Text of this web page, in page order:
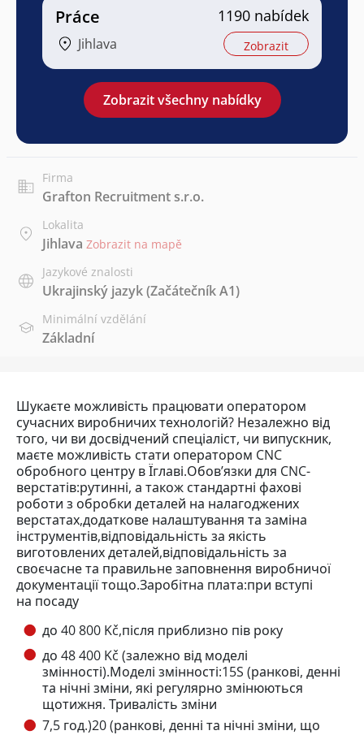
Práce
Jihlava
1190 nabídek
Zobrazit
Zobrazit všechny nabídky
Firma
Grafton Recruitment s.r.o.
Lokalita
Jihlava Zobrazit na mapě
Jazykové znalosti
Ukrajinský jazyk(Začátečník A1)
Minimální vzdělání
Základní
Шукаєте можливість працювати оператором
сучасних виробничих технологій? Незалежно від
того, чи ви досвідчений спеціаліст, чи випускник,
маєте можливість стати оператором CNC
обробного центру в Їглаві.Обов’язки для CNC-
верстатів:рутинні, а також стандартні фахові
роботи з обробки деталей на налагоджених
верстатах,додаткове налаштування та заміна
інструментів,відповідальність за якість
виготовлених деталей,відповідальність за
своєчасне та правильне заповнення виробничої
документації тощо.Заробітна плата:при вступі
на посаду
до 40 800 Kč,після приблизно пів року
до 48 400 Kč (залежно від моделі
змінності).Моделі змінності:15S (ранкові, денні
та нічні зміни, які регулярно змінюються
щотижня. Тривалість зміни
7,5 год.)20 (ранкові, денні та нічні зміни, що